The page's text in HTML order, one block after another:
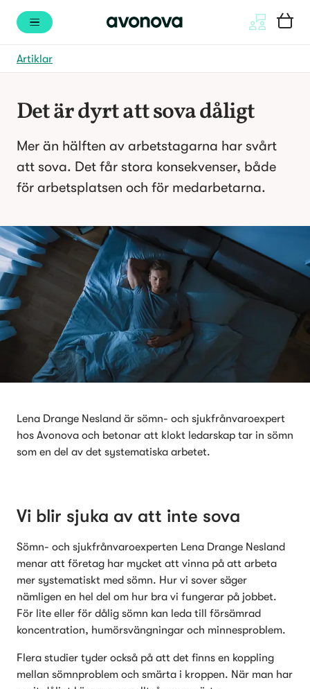
Artiklar
Det är dyrt att sova dåligt
Mer än hälften av arbetstagarna har svårt
att sova. Det får stora konsekvenser, både
för arbetsplatsen och för medarbetarna.
Lena Drange Nesland är sömn- och sjukfrånvaroexpert
hos Avonova och betonar att klokt ledarskap tar in sömn
som en del av det systematiska arbetet.
Vi blir sjuka av att inte sova
Sömn- och sjukfrånvaroexperten Lena Drange Nesland
menar att företag har mycket att vinna på att arbeta
mer systematiskt med sömn. Hur vi sover säger
nämligen en hel del om hur bra vi fungerar på jobbet.
För lite eller för dålig sömn kan leda till försämrad
koncentration, humörsvängningar och minnesproblem.
Flera studier tyder också på att det finns en koppling
mellan sömnproblem och smärta i kroppen. När man har